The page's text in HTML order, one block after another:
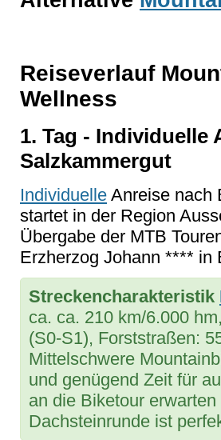
Reiseverlauf
Wellness
1. Tag - Individuelle
Salzkammergut
Individuelle Anreise nach
startet in der Region
Übergabe der MTB
Erzherzog Johann **** in
Streckencharakteristik
ca. ca. 210 km/6.000
(S0-S1), Forststraßen:
Mittelschwere
und genügend Zeit für
an die Biketour
Dachsteinrunde ist